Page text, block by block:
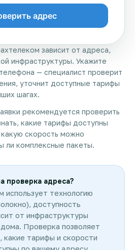
зависит от адреса,
инфраструктуры. Укажите
— специалист проверит
уточнит доступные тарифы
шагах.
рекомендуется проверить
какие тарифы доступны
скорость можно
ли комплексные пакеты.
проверка адреса?
использует технологию
доступность
от инфраструктуры
Проверка позволяет
какие тарифы и скорости